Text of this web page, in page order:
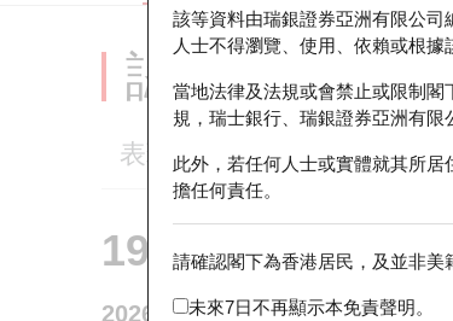
該等資料由瑞銀證券亞洲有限公
人士不得瀏覽、使用、依賴或根
當地法律及法規或會禁止或限制
規，瑞士銀行、瑞銀證券亞洲有
此外，若任何人士或實體就其所
擔任何責任。
請確認閣下為香港居民，及並非
未來7日不再顯示本免責聲明。
認股證分析儀
表現 街貨統計 比較
19351 瑞銀認沽
2026-08-06 相關資產價格 73.15